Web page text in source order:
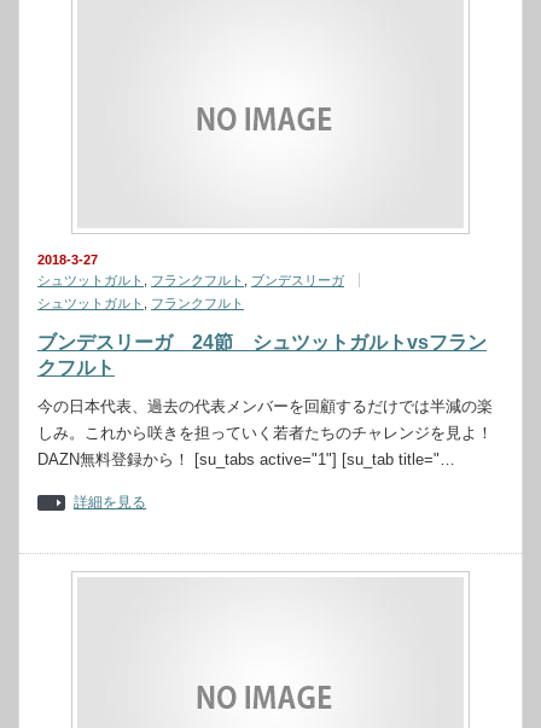
2018-3-27
シュツットガルト
フランクフルト
ブンデスリーガ
シュツットガルト
フランクフルト
ブンデスリーガ 24節 シュツットガルトvsフラン
クフルト
今の日本代表、過去の代表メンバーを回顧するだけでは半減の楽
しみ。これから咲きを担っていく若者たちのチャレンジを見よ！
DAZN無料登録から！ [su_tabs active="1"] [su_tab title="…
詳細を見る